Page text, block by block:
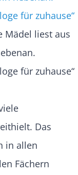
Mädel liest aus
für zuhause“
Das
in allen
Fächern